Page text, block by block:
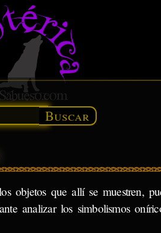
Buscar
objetos que allí se muestren,
analizar los simbolismos